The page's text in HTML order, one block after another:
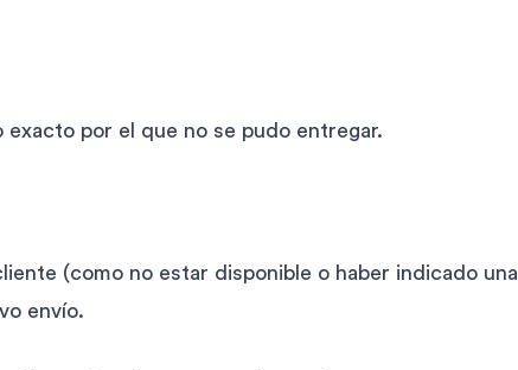
por el que no se pudo entregar.
(como no estar disponible o haber indicado una
envío.